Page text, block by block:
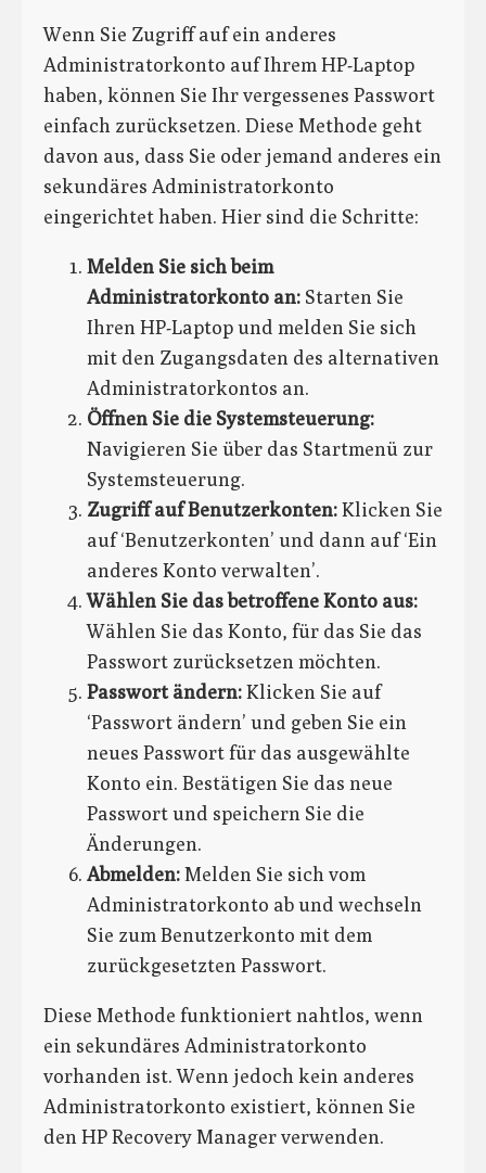
Wenn Sie Zugriff auf ein anderes
Administratorkonto auf Ihrem HP-Laptop
haben, können Sie Ihr vergessenes Passwort
einfach zurücksetzen. Diese Methode geht
davon aus, dass Sie oder jemand anderes ein
sekundäres Administratorkonto
eingerichtet haben. Hier sind die Schritte:
Melden Sie sich beim
Administratorkonto an: Starten Sie
Ihren HP-Laptop und melden Sie sich
mit den Zugangsdaten des alternativen
Administratorkontos an.
Öffnen Sie die Systemsteuerung:
Navigieren Sie über das Startmenü zur
Systemsteuerung.
Zugriff auf Benutzerkonten:Klicken Sie
auf ‘Benutzerkonten’ und dann auf ‘Ein
anderes Konto verwalten’.
Wählen Sie das betroffene Konto aus:
Wählen Sie das Konto, für das Sie das
Passwort zurücksetzen möchten.
Passwort ändern:Klicken Sie auf
‘Passwort ändern’ und geben Sie ein
neues Passwort für das ausgewählte
Konto ein. Bestätigen Sie das neue
Passwort und speichern Sie die
Änderungen.
Abmelden:Melden Sie sich vom
Administratorkonto ab und wechseln
Sie zum Benutzerkonto mit dem
zurückgesetzten Passwort.
Diese Methode funktioniert nahtlos, wenn
ein sekundäres Administratorkonto
vorhanden ist. Wenn jedoch kein anderes
Administratorkonto existiert, können Sie
den HP Recovery Manager verwenden.